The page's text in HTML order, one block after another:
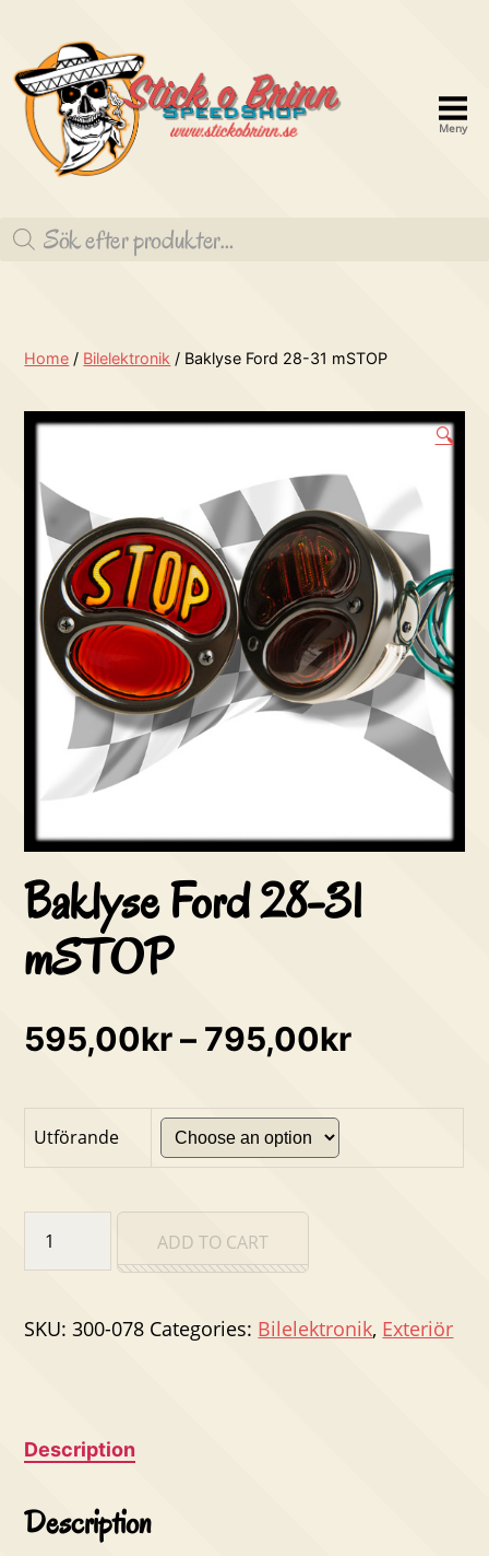
brinn
Meny
Produktsökning
Home / Bilelektronik / Baklyse Ford 28-31 mSTOP
🔍
Baklyse Ford 28-31
mSTOP
595,00kr– 795,00kr
Utförande
Ford
28-
quantity
ADD TO CART
SKU:300-078 Categories: Bilelektronik, Exteriör
Description
Description